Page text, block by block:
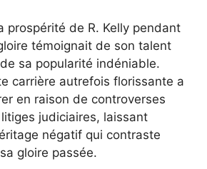
prospérité de R. Kelly pendant
témoignait de son talent
sa popularité indéniable.
carrière autrefois florissante a
en raison de controverses
judiciaires, laissant
négatif qui contraste
gloire passée.